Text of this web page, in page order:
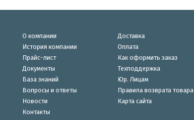
О компании
История компании
Прайс-лист
Документы
База знаний
Вопросы и ответы
Новости
Контакты
Доставка
Оплата
Как оформить заказ
Техподдержка
Юр. Лицам
Правила возврата товара
Карта сайта